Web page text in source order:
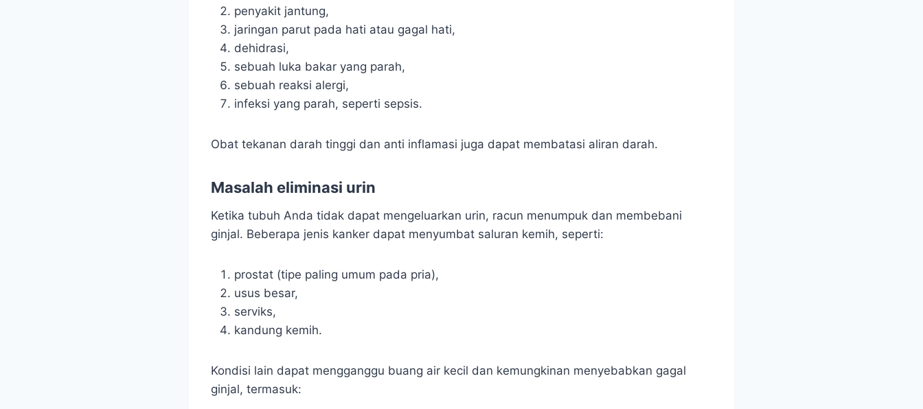
penyakit jantung,
jaringan parut pada hati atau gagal hati,
dehidrasi,
sebuah luka bakar yang parah,
sebuah reaksi alergi,
infeksi yang parah, seperti sepsis.
Obat tekanan darah tinggi dan anti inflamasi juga dapat membatasi aliran darah.
Masalah eliminasi urin
Ketika tubuh Anda tidak dapat mengeluarkan urin, racun menumpuk dan membebani
ginjal. Beberapa jenis kanker dapat menyumbat saluran kemih, seperti:
prostat (tipe paling umum pada pria),
usus besar,
serviks,
kandung kemih.
Kondisi lain dapat mengganggu buang air kecil dan kemungkinan menyebabkan gagal
ginjal, termasuk: